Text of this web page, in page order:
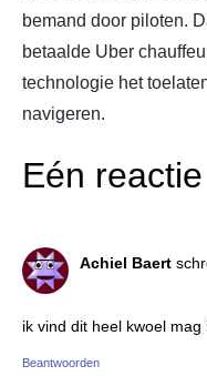
bemand door piloten.
betaalde Uber
technologie het
navigeren.
Eén reactie
Achiel Baert
ik vind dit heel kwoel
Beantwoorden